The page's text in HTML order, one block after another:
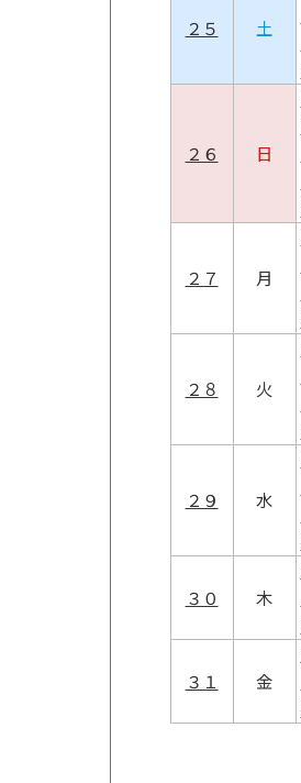
２５ 土
２６ 日
２７ 月
２８ 火
２９ 水
３０ 木
３１ 金